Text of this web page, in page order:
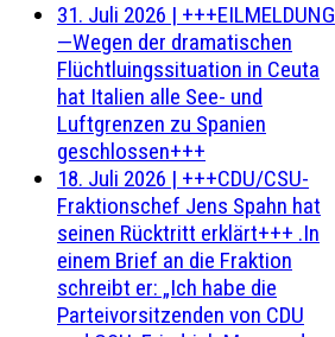
31. Juli 2026 | +++EILMELDUNG
—Wegen der dramatischen
Flüchtluingssituation in Ceuta
hat Italien alle See- und
Luftgrenzen zu Spanien
geschlossen+++
18. Juli 2026 | +++CDU/CSU-
Fraktionschef Jens Spahn hat
seinen Rücktritt erklärt+++ .In
einem Brief an die Fraktion
schreibt er: „Ich habe die
Parteivorsitzenden von CDU